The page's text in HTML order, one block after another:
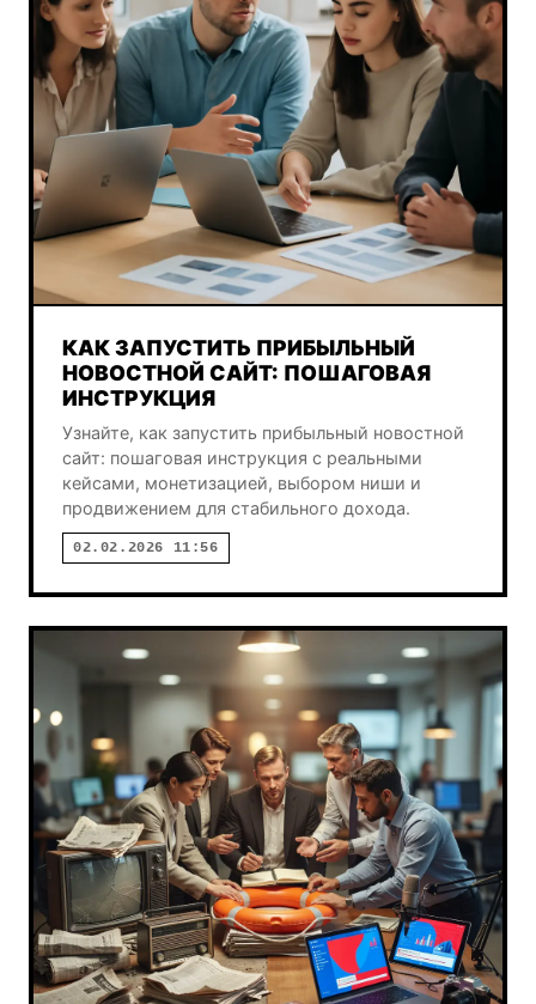
КАК ЗАПУСТИТЬ ПРИБЫЛЬНЫЙ
НОВОСТНОЙ САЙТ: ПОШАГОВАЯ
ИНСТРУКЦИЯ
Узнайте, как запустить прибыльный новостной
сайт: пошаговая инструкция с реальными
кейсами, монетизацией, выбором ниши и
продвижением для стабильного дохода.
02.02.2026 11:56